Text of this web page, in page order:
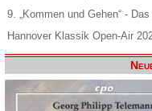
9. „Kommen und Gehen“ -
Hannover Klassik Open-Air